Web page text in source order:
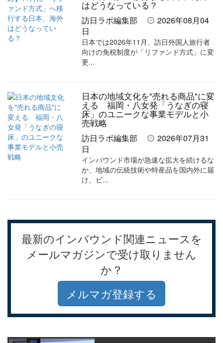
はどうなっている？
訪日ラボ編集部
2026年08月04
日
日本では2026年11月、訪日外国人旅行者
向けの免税制度が「リファンド方式」に変
更...
日本の地域文化を"売れる商品"に変
える 福岡・八女発「うなぎの寝
床」のユニークな事業モデルと小
売戦略
訪日ラボ編集部
2026年07月31
日
インバウンド市場が急速な拡大を続けるな
か、地域の伝統技術や特産品を国内外に届
け、ビ...
最新のインバウンド関連ニュースを
メールマガジンで受け取りません
か？
メルマガ登録する